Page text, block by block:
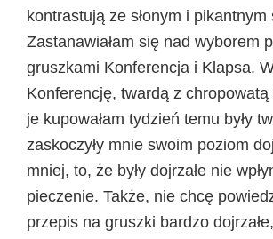
kontrastują ze słonym i pikantnym
Zastanawiałam się nad wyborem
gruszkami Konferencja i Klapsa.
Konferencję, twardą z
je kupowałam tydzień temu były
zaskoczyły mnie swoim poziom
mniej, to, że były dojrzałe nie
pieczenie. Także, nie chcę
przepis na gruszki bardzo